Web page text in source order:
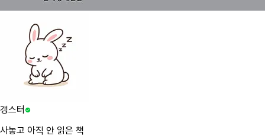
갱스터
사놓고 아직 안 읽은 책